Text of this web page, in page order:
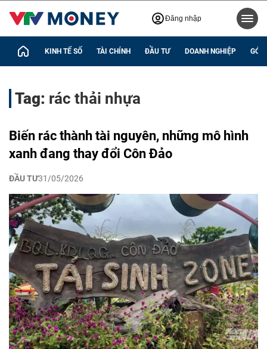
Đăng nhập
KINH TẾ SỐ TÀI CHÍNH ĐẦU TƯ DOANH NGHIỆP GÓC
Tag: rác thải nhựa
Biến rác thành tài nguyên, những mô hình
xanh đang thay đổi Côn Đảo
ĐẦU TƯ31/05/2026